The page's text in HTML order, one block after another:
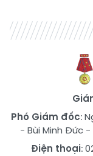
Phó Giám đốc:
- Bùi Minh Đức-
Điện thoại: